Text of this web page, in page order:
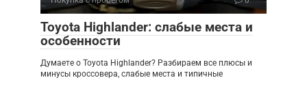
Toyota Highlander: слабые места и
особенности
Думаете о Toyota Highlander? Разбираем все плюсы и
минусы кроссовера, слабые места и типичные